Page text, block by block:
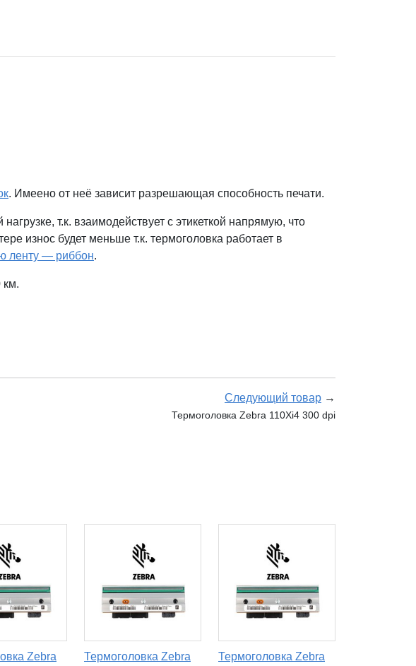
. Имеено от неё зависит разрешающая способность печати.
т.к. взаимодействует с этикеткой напрямую, что
износ будет меньше т.к. термоголовка работает в
ленту — риббон.
км.
Следующий товар →
Термоголовка Zebra 110Xi4 300 dpi
Zebra
Термоголовка Zebra
Термоголовка Zebra